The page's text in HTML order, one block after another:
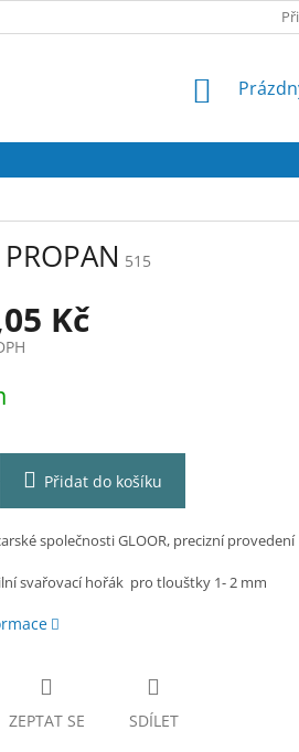
ÚDAJŮ FORMULÁŘ
515
Kč
Přidat do košíku
společnosti GLOOR, precizní provedení
svařovací hořák pro tlouštky 1- 2 mm
ZEPTAT SE SDÍLET